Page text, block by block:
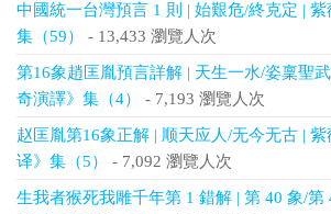
中國統一台灣預言 1 則 | 始艱危/終克定 |
集（59）
- 13,433 瀏覽人次
第16象趙匡胤預言詳解 | 天生一水/姿稟聖
奇演譯》集（4）
- 7,193 瀏覽人次
赵匡胤第16象正解 | 顺天应人/无今无古 |
译》集（5）
- 7,092 瀏覽人次
生我者猴死我雕千年第 1 錯解 | 第 40 象/第